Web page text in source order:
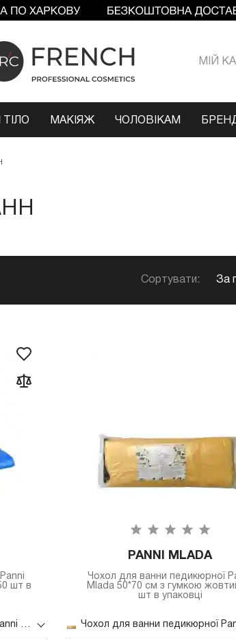
МIЙ
ТІЛО МАКІЯЖ ЧОЛОВІКАМ
Сортувати: За
шт в
Чохол для ванни педикюрної Panni Mlada 50*70 см з гумкою синій 50 шт в упаковці
PANNI MLADA
Чохол для ванни педикюрної
Mlada 50*70 см з гумкою
шт в упаковці